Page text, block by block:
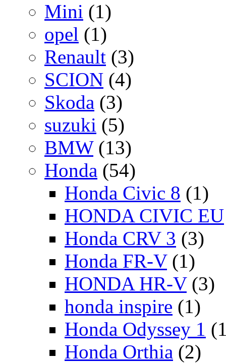
Mini (1)
opel (1)
Renault (3)
SCION (4)
Skoda (3)
suzuki (5)
BMW (13)
Honda (54)
Honda Civic 8 (1)
HONDA CIVIC EU
Honda CRV 3 (3)
Honda FR-V (1)
HONDA HR-V (3)
honda inspire (1)
Honda Odyssey 1
Honda Orthia (2)